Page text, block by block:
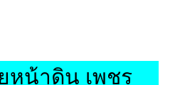
หน้าดิน เพชร